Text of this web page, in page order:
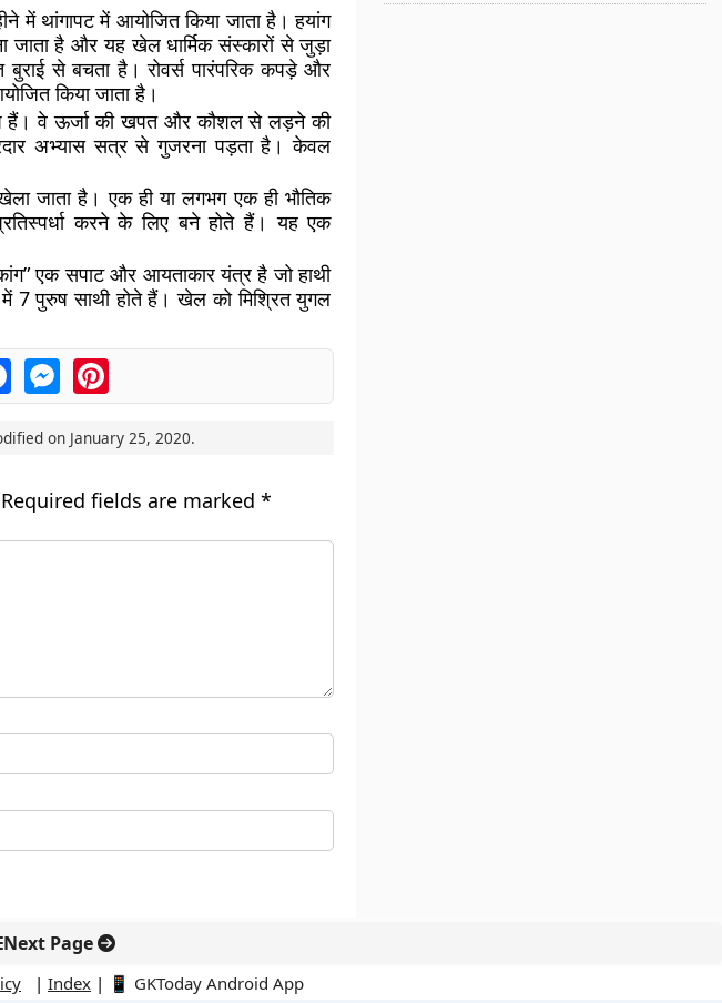
में थांगापट में आयोजित किया जाता है। हयांग
जाता है और यह खेल धार्मिक संस्कारों से जुड़ा
बुराई से बचता है। रोवर्स पारंपरिक कपड़े और
किया जाता है।
हैं। वे ऊर्जा की खपत और कौशल से लड़ने की
अभ्यास सत्र से गुजरना पड़ता है। केवल
जाता है। एक ही या लगभग एक ही भौतिक
करने के लिए बने होते हैं। यह एक
एक सपाट और आयताकार यंत्र है जो हाथी
7 पुरुष साथी होते हैं। खेल को मिश्रित युगल
FacebookMessengerPinterest
on January 25, 2020.
Required fields are marked *
Next Page
| Index | 📱 GKToday Android App